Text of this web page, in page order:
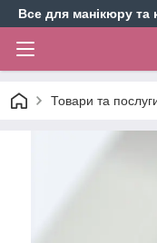
Все для манікюру та
Товари та